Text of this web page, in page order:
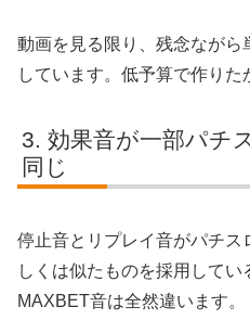
動画を見る限り、残念なが
しています。低予算で作り
効果音が一部パチ
同じ
停止音とリプレイ音がパチス
しくは似たものを採用して
MAXBET音は全然違います。